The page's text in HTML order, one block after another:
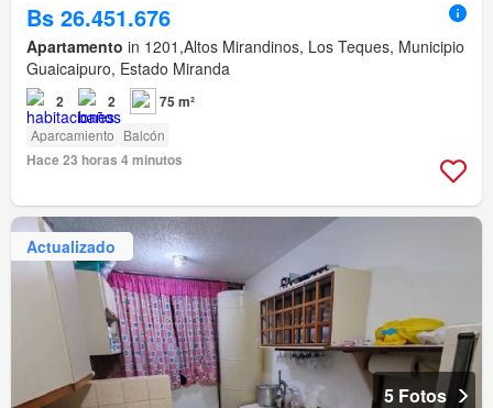
Bs 26.451.676
Apartamento in 1201,Altos Mirandinos, Los Teques, Municipio
Guaicaipuro, Estado Miranda
2 2 75 m²
Aparcamiento Balcón
Hace 23 horas 4 minutos
Actualizado
5 Fotos